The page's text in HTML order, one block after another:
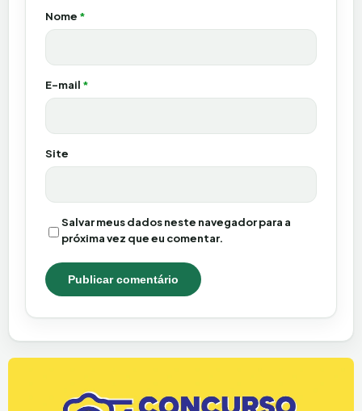
Nome *
E-mail *
Site
Salvar meus dados neste navegador para a
próxima vez que eu comentar.